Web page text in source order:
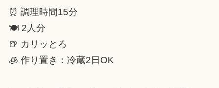
⏰ 調理時間15分
🍽 2人分
🍺 カリッとろ
🧊 作り置き：冷蔵2日OK